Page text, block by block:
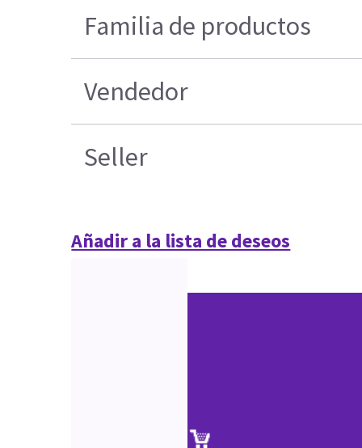
Familia de productos
Vendedor
Seller
Añadir a la lista de deseos